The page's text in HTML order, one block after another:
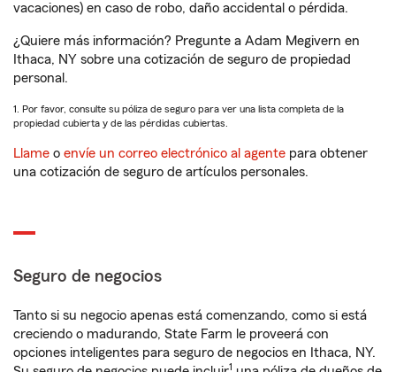
vacaciones) en caso de robo, daño accidental o pérdida.
¿Quiere más información? Pregunte a Adam Megivern en
Ithaca, NY sobre una cotización de seguro de propiedad
personal.
1. Por favor, consulte su póliza de seguro para ver una lista completa de la
propiedad cubierta y de las pérdidas cubiertas.
Llame o envíe un correo electrónico al agente para obtener
una cotización de seguro de artículos personales.
Seguro de negocios
Tanto si su negocio apenas está comenzando, como si está
creciendo o madurando, State Farm le proveerá con
opciones inteligentes para seguro de negocios en Ithaca, NY.
1